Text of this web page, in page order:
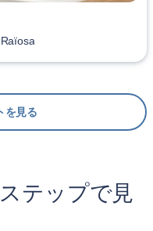
を見る
テップで見